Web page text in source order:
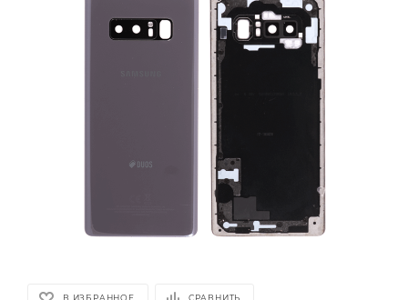
В ИЗБРАННОЕ СРАВНИТЬ